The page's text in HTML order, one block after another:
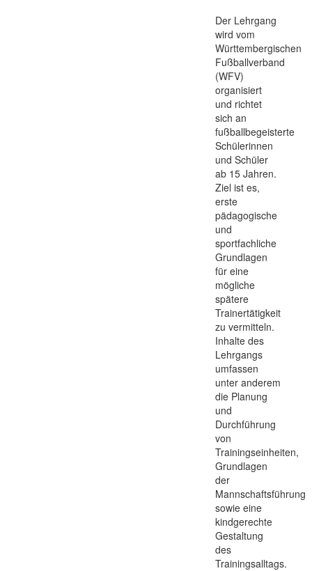
Der Lehrgang
wird vom
Württembergischen
Fußballverband
(WFV)
organisiert
und richtet
sich an
fußballbegeisterte
Schülerinnen
und Schüler
ab 15 Jahren.
Ziel ist es,
erste
pädagogische
und
sportfachliche
Grundlagen
für eine
mögliche
spätere
Trainertätigkeit
zu vermitteln.
Inhalte des
Lehrgangs
umfassen
unter anderem
die Planung
und
Durchführung
von
Trainingseinheiten,
Grundlagen
der
Mannschaftsführung
sowie eine
kindgerechte
Gestaltung
des
Trainingsalltags.